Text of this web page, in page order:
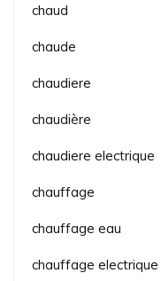
chaud
chaude
chaudiere
chaudière
chaudiere electrique
chauffage
chauffage eau
chauffage electrique